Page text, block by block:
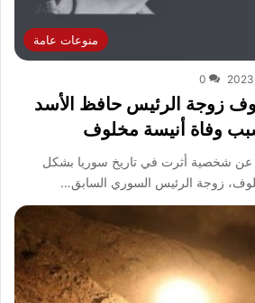
منوعات عامة
0
زوجة الرئيس حافظ الأسد
وفاة أنيسة مخلوف
عن شخصية أثرت في تاريخ سوريا بشكل
زوجة الرئيس السوري السابق…